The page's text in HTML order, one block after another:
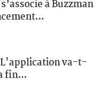
à Buzzman
va-t-
fin...